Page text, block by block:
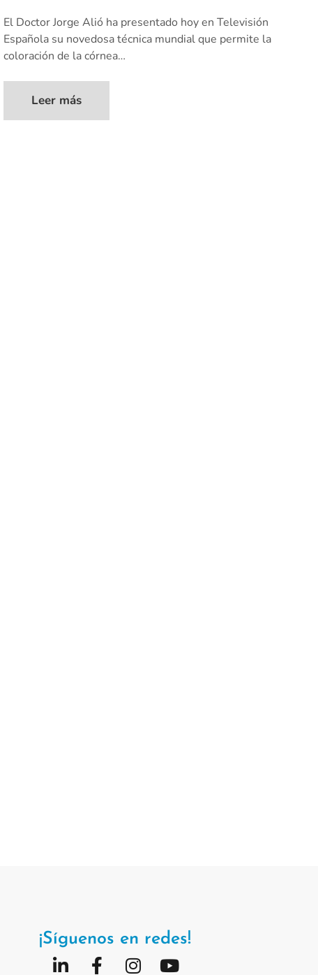
El Doctor Jorge Alió ha presentado hoy en Televisión
Española su novedosa técnica mundial que permite la
coloración de la córnea…
Leer más
¡Síguenos en redes!